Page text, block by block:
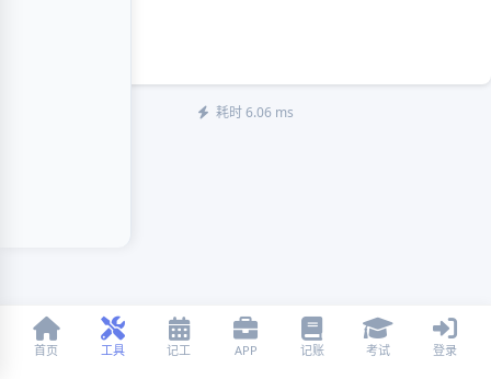
首页 工具 记工 APP 记账 考试 登录
耗时 6.06 ms